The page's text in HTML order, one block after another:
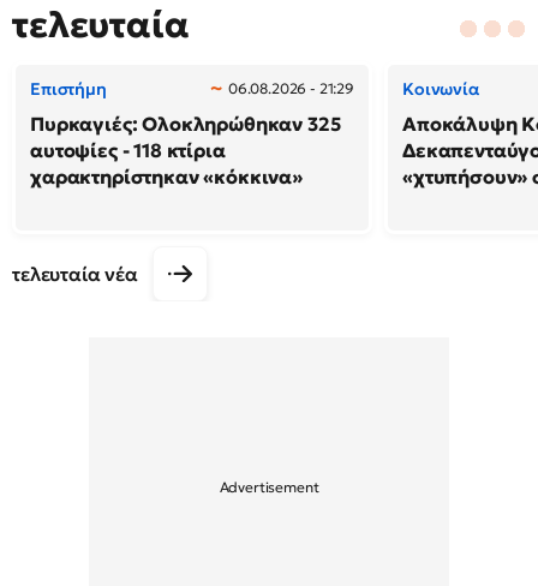
τελευταία
Επιστήμη 06.08.2026 - 21:29
Πυρκαγιές: Ολοκληρώθηκαν 325
αυτοψίες - 118 κτίρια
χαρακτηρίστηκαν «κόκκινα»
Κοινωνία
Αποκάλυψη
«χτυπήσουν»
τελευταία νέα